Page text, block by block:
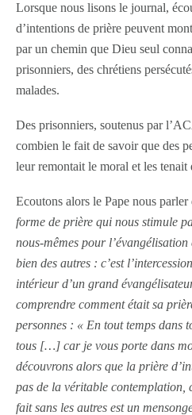
Lorsque nous lisons le journal,
d’intentions de prière peuvent
par un chemin que Dieu seul
prisonniers, des chrétiens
malades.
Des prisonniers, soutenus par
combien le fait de savoir que des
leur remontait le moral et les tenait
Ecoutons alors le Pape nous parler
forme de prière qui nous stimule
nous-mêmes pour
bien des autres : c’est
intérieur d’un grand
comprendre comment était sa
personnes : « En tout temps dans
tous […] car je vous porte dans
découvrons alors que la prière
pas de la véritable contemplation,
fait sans les autres est un